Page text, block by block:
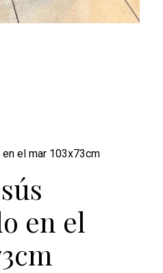
el mar 103x73cm
en el